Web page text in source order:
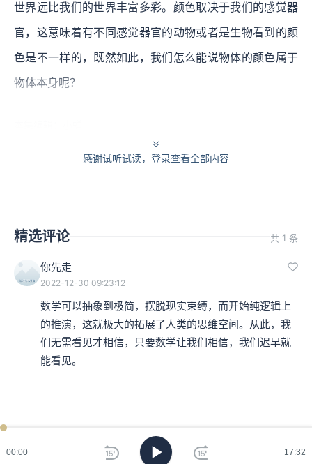
00:00 17:32
世界远比我们的世界丰富多彩。颜色取决于我们的感觉器
官，这意味着有不同感觉器官的动物或者是生物看到的颜
色是不一样的，既然如此，我们怎么能说物体的颜色属于
物体本身呢？
感谢试听试读，登录查看全部内容
精选评论 共 1 条
你先走
2022-12-30 09:23:12
数学可以抽象到极简，摆脱现实束缚，而开始纯逻辑上
的推演，这就极大的拓展了人类的思维空间。从此，我
们无需看见才相信，只要数学让我们相信，我们迟早就
能看见。